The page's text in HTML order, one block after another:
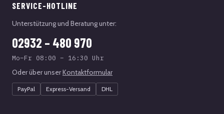
SERVICE-HOTLINE
Unterstützung und Beratung unter:
02932 – 480 970
Mo–Fr 08:00 – 16:30 Uhr
Oder über unserKontaktformular
PayPal Express-Versand DHL